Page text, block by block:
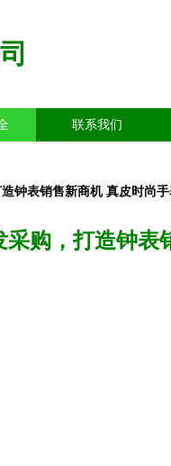
联系我们
钟表销售新商机 真皮时尚
采购，打造钟表